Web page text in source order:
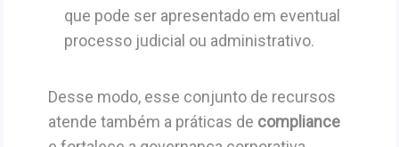
que pode ser apresentado em eventual
processo judicial ou administrativo.
Desse modo, esse conjunto de recursos
atende também a práticas de compliance